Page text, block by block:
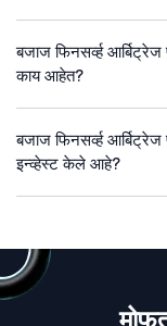
बजाज फिनसर्व्ह
काय आहेत?
बजाज फिनसर्व्ह
इन्व्हेस्ट केले आहे?